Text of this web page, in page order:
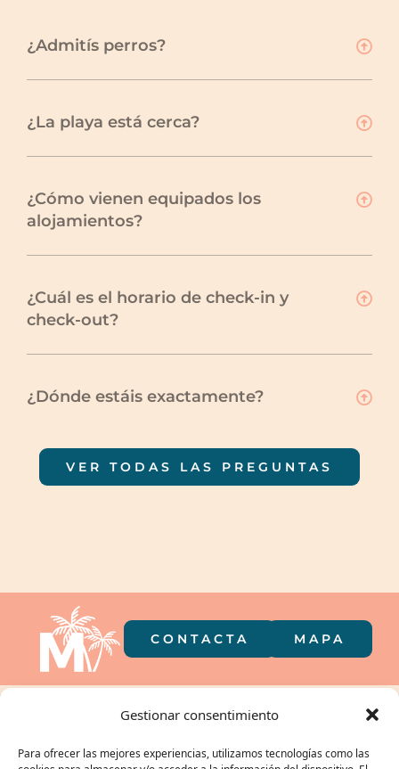
Gestionar consentimiento
Para ofrecer las mejores experiencias, utilizamos tecnologías como las
¿Admitís perros?
¿La playa está cerca?
¿Cómo vienen equipados los
alojamientos?
¿Cuál es el horario de check-in y
check-out?
¿Dónde estáis exactamente?
VER TODAS LAS PREGUNTAS
CONTACTA MAPA
El camping en